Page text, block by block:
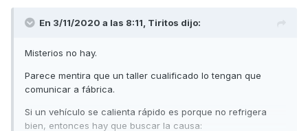
En 3/11/2020 a las 8:11, Tiritos dijo:
Misterios no hay.
Parece mentira que un taller cualificado lo tengan que
comunicar a fábrica.
Si un vehículo se calienta rápido es porque no refrigera
bien, entonces hay que buscar la causa: